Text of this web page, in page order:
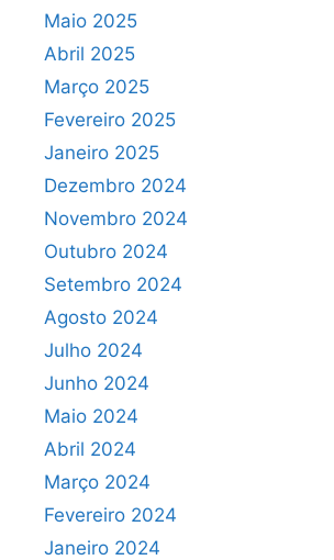
Maio 2025
Abril 2025
Março 2025
Fevereiro 2025
Janeiro 2025
Dezembro 2024
Novembro 2024
Outubro 2024
Setembro 2024
Agosto 2024
Julho 2024
Junho 2024
Maio 2024
Abril 2024
Março 2024
Fevereiro 2024
Janeiro 2024